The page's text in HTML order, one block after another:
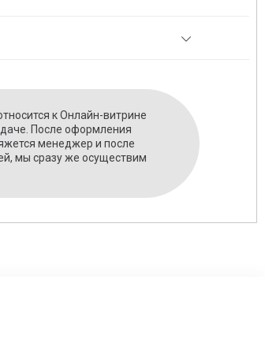
к Онлайн-витрине
После оформления
менеджер и после
мы сразу же осуществим